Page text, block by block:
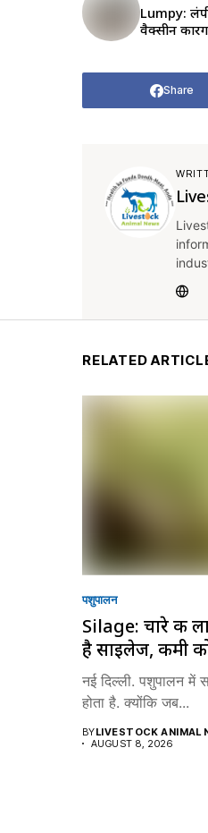
Lumpy:
वैक्सीन
Share
RELATED
पशुपालन
Silage: चारे की
है साइलेज, कमी
नई दिल्ली. पशुपालन में
होता है. क्योंकि जब...
BYLIVESTOCK ANIMAL
AUGUST 8, 2026